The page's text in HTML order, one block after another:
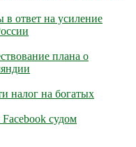
ответ на усиление
плана о
налог на богатых
судом